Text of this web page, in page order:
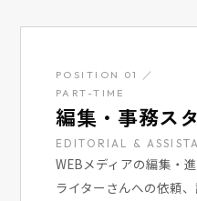
POSITION 01 ／
PART-TIME
編集・事務ス
EDITORIAL &
WEBメディアの編集・進
ライターさんへの依頼